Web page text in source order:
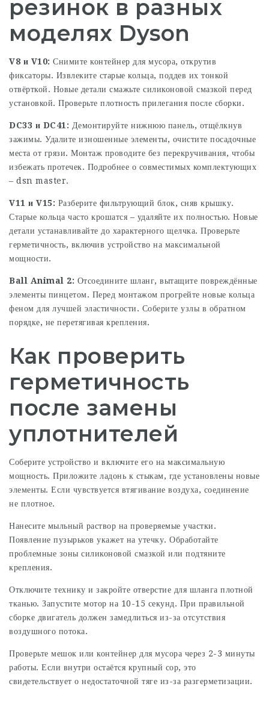
резинок в разных
моделях Dyson
V8 и V10: Снимите контейнер для мусора, открутив
фиксаторы. Извлеките старые кольца, поддев их тонкой
отвёрткой. Новые детали смажьте силиконовой смазкой перед
установкой. Проверьте плотность прилегания после сборки.
DC33 и DC41: Демонтируйте нижнюю панель, отщёлкнув
зажимы. Удалите изношенные элементы, очистите посадочные
места от грязи. Монтаж проводите без перекручивания, чтобы
избежать протечек. Подробнее о совместимых комплектующих
– dsn master.
V11 и V15: Разберите фильтрующий блок, сняв крышку.
Старые кольца часто крошатся – удаляйте их полностью. Новые
детали устанавливайте до характерного щелчка. Проверьте
герметичность, включив устройство на максимальной
мощности.
Ball Animal 2: Отсоедините шланг, вытащите повреждённые
элементы пинцетом. Перед монтажом прогрейте новые кольца
феном для лучшей эластичности. Соберите узлы в обратном
порядке, не перетягивая крепления.
Как проверить
герметичность
после замены
уплотнителей
Соберите устройство и включите его на максимальную
мощность. Приложите ладонь к стыкам, где установлены новые
элементы. Если чувствуется втягивание воздуха, соединение
не плотное.
Нанесите мыльный раствор на проверяемые участки.
Появление пузырьков укажет на утечку. Обработайте
проблемные зоны силиконовой смазкой или подтяните
крепления.
Отключите технику и закройте отверстие для шланга плотной
тканью. Запустите мотор на 10-15 секунд. При правильной
сборке двигатель должен замедлиться из-за отсутствия
воздушного потока.
Проверьте мешок или контейнер для мусора через 2-3 минуты
работы. Если внутри остаётся крупный сор, это
свидетельствует о недостаточной тяге из-за разгерметизации.